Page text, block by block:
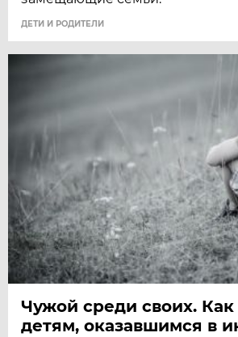
ДЕТИ И РОДИТЕЛИ
Чужой среди своих. Как
детям, оказавшимся в